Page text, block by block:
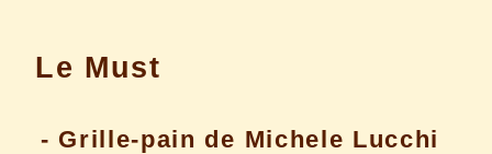
Le Must
- Grille-pain de Michele Lucchi